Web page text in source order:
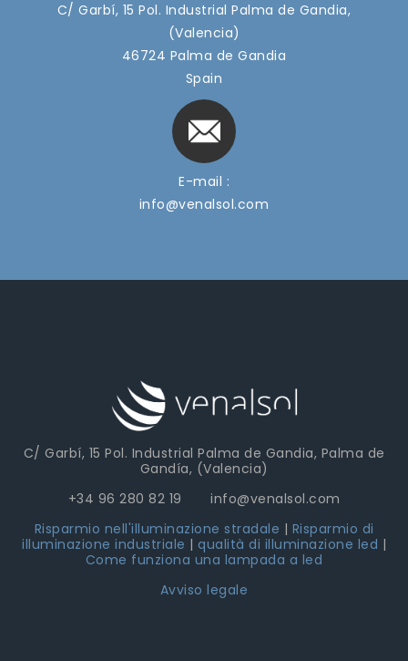
C/ Garbí, 15 Pol. Industrial Palma de Gandia,
(Valencia)
46724 Palma de Gandia
Spain
E-mail :
info@venalsol.com
C/ Garbí, 15 Pol. Industrial Palma de Gandia, Palma de
Gandía, (Valencia)
+34 96 280 82 19 info@venalsol.com
Risparmio nell'illuminazione stradale | Risparmio di
illuminazione industriale | qualità di illuminazione led |
Come funziona una lampada a led
Avviso legale